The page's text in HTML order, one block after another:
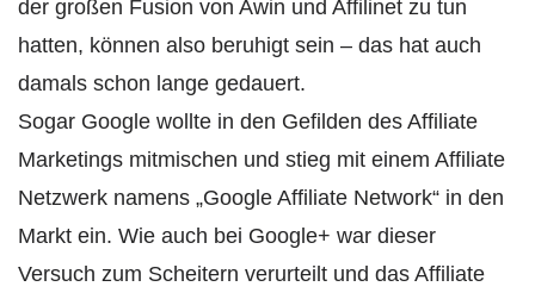
der großen Fusion von Awin und Affilinet zu tun
hatten, können also beruhigt sein – das hat auch
damals schon lange gedauert.
Sogar Google wollte in den Gefilden des Affiliate
Marketings mitmischen und stieg mit einem Affiliate
Netzwerk namens „Google Affiliate Network“ in den
Markt ein. Wie auch bei Google+ war dieser
Versuch zum Scheitern verurteilt und das Affiliate